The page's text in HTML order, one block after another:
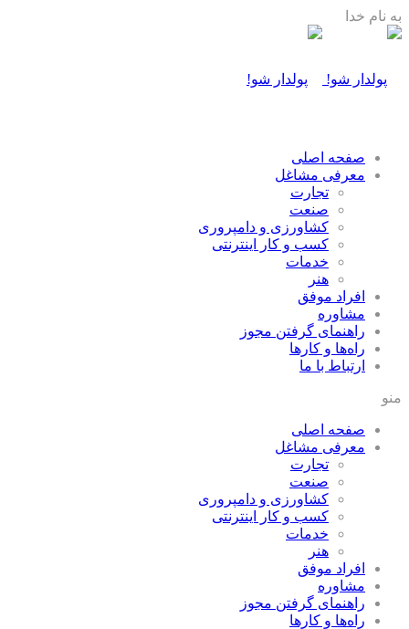
به نام خدا
صفحه اصلی
معرفی مشاغل
تجارت
صنعت
كشاورزی و دامپروری
كسب و كار اينترنتی
خدمات
هنر
افراد موفق
مشاوره
راهنمای گرفتن مجوز
راه‌ها و كارها
ارتباط با ما
منو
صفحه اصلی
معرفی مشاغل
تجارت
صنعت
كشاورزی و دامپروری
كسب و كار اينترنتی
خدمات
هنر
افراد موفق
مشاوره
راهنمای گرفتن مجوز
راه‌ها و كارها